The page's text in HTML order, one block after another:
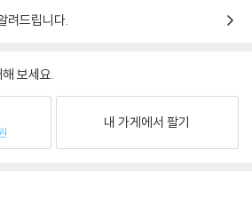
려드립니다.
보세요.
내 가게에서 팔기